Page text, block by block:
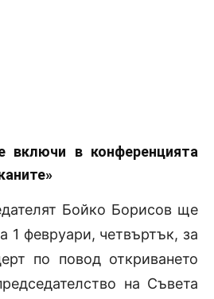
включи в конференцията
Бойко Борисов ще
1 февруари, четвъртък, за
по повод откриването
на Съвета